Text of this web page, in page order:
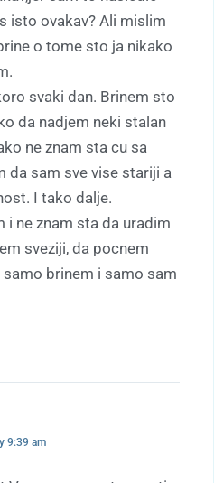
isto ovakav? Ali mislim
o tome sto ja nikako
svaki dan. Brinem sto
da nadjem neki stalan
ne znam sta cu sa
da sam sve vise stariji a
I tako dalje.
i ne znam sta da uradim
sveziji, da pocnem
brinem i samo sam
9:39 am